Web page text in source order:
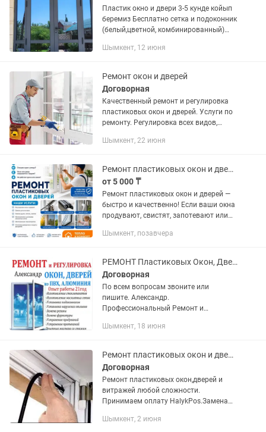
Пластик окно и двери 3-5 кунде койып
беремиз Бесплатно сетка и подоконник
(белый,цветной, комбинированный)
Зимный и летный режим Маскитная
Шымкент, 12 июня
Ремонт окон и дверей
Договорная
Качественный ремонт и регулировка
пластиковых окон и дверей. Услуги по
ремонту. Регулировка всех видов,
продувания, протикания, просидания
Шымкент, 22 июня
Ремонт пластиковых окон и дверей
от 5 000 ₸
Ремонт пластиковых окон и дверей —
быстро и качественно! Если ваши окна
продувают, свистят, запотевают или
проблему в короткие сроки. Меня зовут
Шымкент, позавчера
РЕМОНТ Пластиковых Окон, Дверей с Гарантией. Стеклопакеты Подоконники Сетки
Договорная
По всем вопросам звоните или
пишите. Александр.
Профессиональный Ремонт и
Алюминиевых Окон, Дверей, Витражей
сквозняков и протеканий. -...
Шымкент, 18 июня
Ремонт пластиковых окон и дверей
Договорная
Ремонт пластиковых окон,дверей и
витражей любой сложности.
Принимаем оплату HalykPos.Замена
Замена уплотнительной
Шымкент, 2 июня